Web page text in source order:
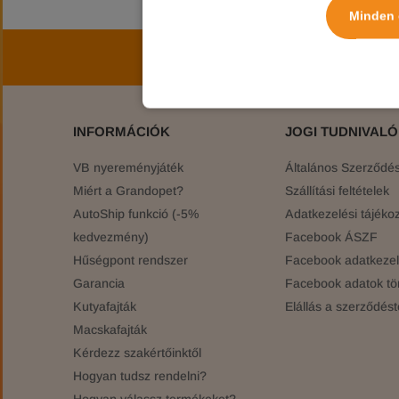
Minden
INFORMÁCIÓK
VB nyereményjáték
Miért a Grandopet?
AutoShip funkció (-5%
kedvezmény)
Hűségpont rendszer
Garancia
Kutyafajták
Macskafajták
Kérdezz szakértőinktől
Hogyan tudsz rendelni?
JOGI
Általános
Szállítási feltételek
Adatkezelési
Facebook ÁSZF
Facebook
Facebook adatok
Elállás a